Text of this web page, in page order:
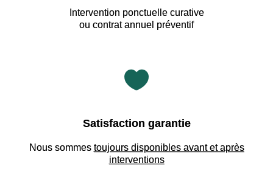
Intervention ponctuelle curative
ou contrat annuel préventif

Satisfaction garantie
Nous sommes toujours disponibles avant et après
interventions